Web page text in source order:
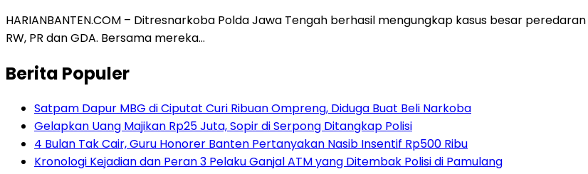
HARIANBANTEN.COM – Ditresnarkoba Polda Jawa Tengah berhasil mengungkap kasus besar
RW, PR dan GDA. Bersama mereka…
Berita Populer
Satpam Dapur MBG di Ciputat Curi Ribuan Ompreng, Diduga Buat Beli Narkoba
Gelapkan Uang Majikan Rp25 Juta, Sopir di Serpong Ditangkap Polisi
4 Bulan Tak Cair, Guru Honorer Banten Pertanyakan Nasib Insentif Rp500 Ribu
Kronologi Kejadian dan Peran 3 Pelaku Ganjal ATM yang Ditembak Polisi di Pamulang